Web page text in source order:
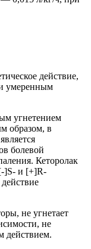
действие,
умеренным
угнетением
образом, в
болевой
Кеторолак
]S- и [+]R-
не угнетает
не
действием.